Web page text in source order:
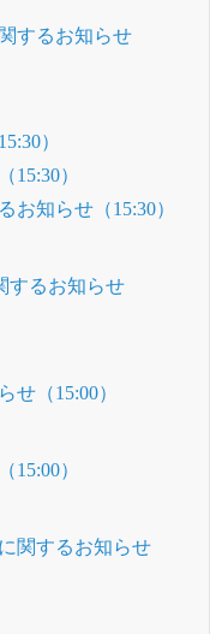
するお知らせ
）
15:30）
お知らせ（15:30）
するお知らせ
せ（15:00）
15:00）
関するお知らせ